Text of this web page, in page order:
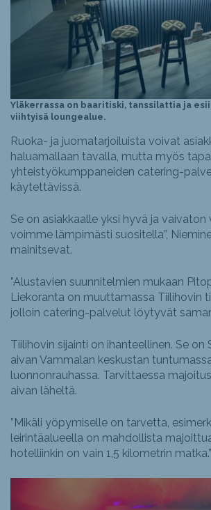
Yläkerrassa on baaritiski, tanssilattia ja
viihtyisä loungealue.
Ruoka- ja juomatarjoiluista voivat
haluamallaan tavalla, mutta myös
yhteistyökumppaneiden catering-
käytettävissä.
Se on asiakkaalle yksi hyvä ja
voimme lämpimästi suositella”,
mainitsevat.
”Alustavien suunnitelmien mukaan
Liekoranta on muuttamassa Tiilihovin
jolloin catering-palvelut löytyvät
Tiilihovin sijainti on ihanteellinen. Se on
aivan Vammalan keskustan
luonnonrauhassa. Tarvittaessa
aivan läheltä.
”Mikäli yöpymiselle on tarvetta,
leirintäalueella on mahdollista
hotelliinkin on vain 1,5 kilometrin matka.”